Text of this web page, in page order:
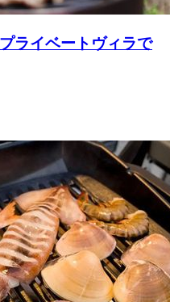
ライベートヴィラで